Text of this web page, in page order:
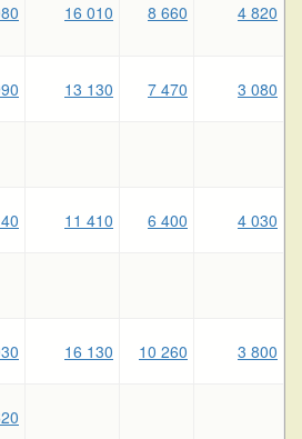
16 010 8 660 4 820
13 130 7 470 3 080
11 410 6 400 4 030
16 130 10 260 3 800